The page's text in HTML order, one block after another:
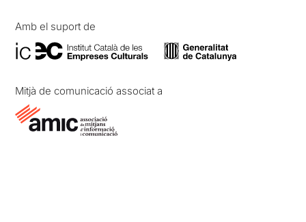
Amb el suport de
Mitjà de comunicació associat a